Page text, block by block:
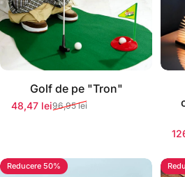
Stoc momentan epuizat
Golf de pe "Tron"
Preț redus
48,47 lei
Preț normal96,95 lei
Reducere 50%